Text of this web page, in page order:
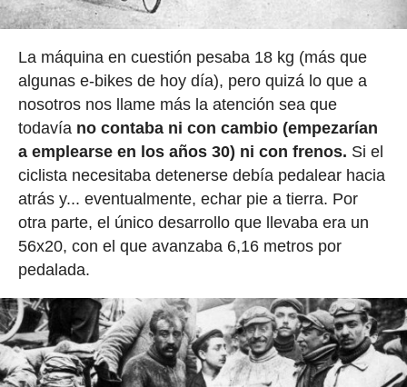
La máquina en cuestión pesaba 18 kg (más que
algunas e-bikes de hoy día), pero quizá lo que a
nosotros nos llame más la atención sea que
todavía no contaba ni con cambio (empezarían
a emplearse en los años 30) ni con frenos. Si el
ciclista necesitaba detenerse debía pedalear hacia
atrás y... eventualmente, echar pie a tierra. Por
otra parte, el único desarrollo que llevaba era un
56x20, con el que avanzaba 6,16 metros por
pedalada.